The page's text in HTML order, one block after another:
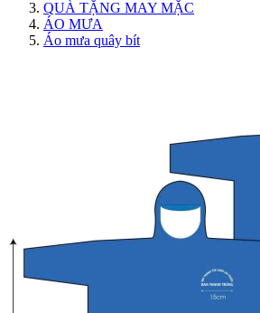
QUÀ TẶNG MAY MẶC
ÁO MƯA
Áo mưa quây bít